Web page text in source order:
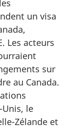
un visa
Les acteurs
sur
au Canada.
le
Zélande et